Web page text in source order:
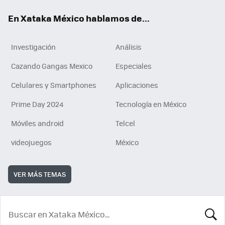
En Xataka México hablamos de...
Investigación
Análisis
Cazando Gangas Mexico
Especiales
Celulares y Smartphones
Aplicaciones
Prime Day 2024
Tecnología en México
Móviles android
Telcel
videojuegos
México
VER MÁS TEMAS